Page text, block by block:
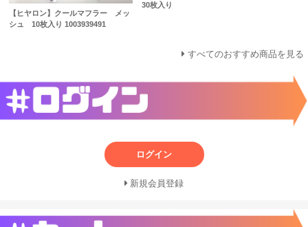
【ヒヤロン】クールマフラー メッ
シュ 10枚入り 1003939491
30枚入り
すべてのおすすめ商品を見る
ログイン
新規会員登録